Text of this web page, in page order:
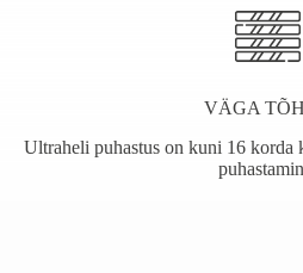
VÄGA
Ultraheli puhastus on kuni 16 korda